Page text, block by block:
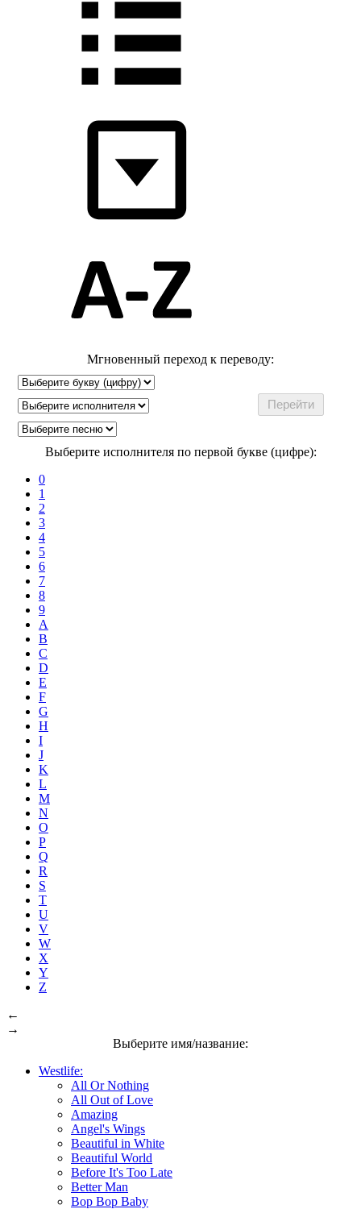
Мгновенный переход к переводу:
Выберите исполнителя по первой букве (цифре):
0
1
2
3
4
5
6
7
8
9
A
B
C
D
E
F
G
H
I
J
K
L
M
N
O
P
Q
R
S
T
U
V
W
X
Y
Z
←
→
Выберите имя/название:
Westlife:
All Or Nothing
All Out of Love
Amazing
Angel's Wings
Beautiful in White
Beautiful World
Before It's Too Late
Better Man
Bop Bop Baby